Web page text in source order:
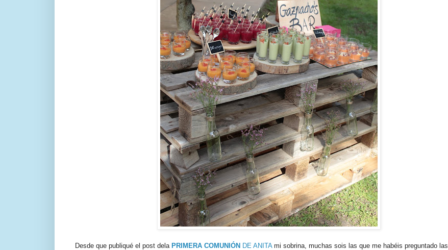
Desde que publiqué el post dela PRIMERA COMUNIÓN DE ANITAmi sobrina, muchas sois las que me habéis preguntado las